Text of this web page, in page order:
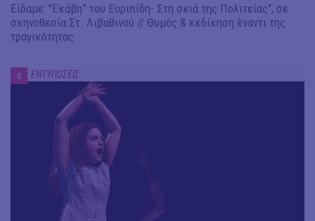
Είδαμε: "Εκάβη” του Ευριπίδη- Στη σκιά της Πολιτείας", σε
σκηνοθεσία Στ. Λιβαθινού // Θυμός & εκδίκηση έναντι της
τραγικότητας
# ΕΝΤΥΠΩΣΕΙΣ